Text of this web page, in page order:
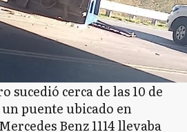
sucedió cerca de las 10 de
puente ubicado en
Benz 1114 llevaba